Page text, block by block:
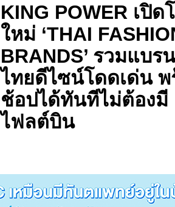
KING POWER เปิด
ใหม่ ‘THAI
BRANDS’ รวมแบร
ไทยดีไซน์โดดเด่น พ
ช้อปได้ทันทีไม่ต้องมี
ไฟลต์บิน